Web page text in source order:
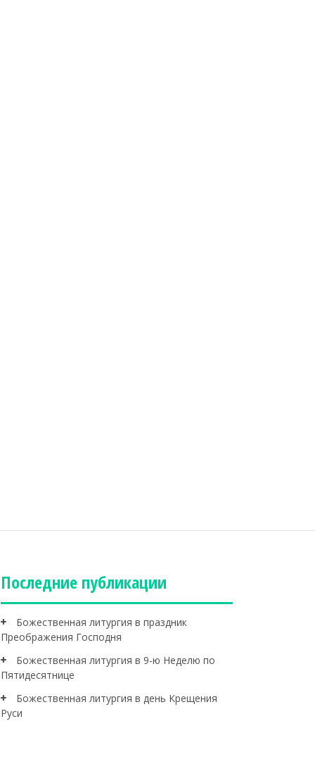
Последние публикации
Божественная литургия в праздник
Преображения Господня
Божественная литургия в 9-ю Неделю по
Пятидесятнице
Божественная литургия в день Крещения
Руси